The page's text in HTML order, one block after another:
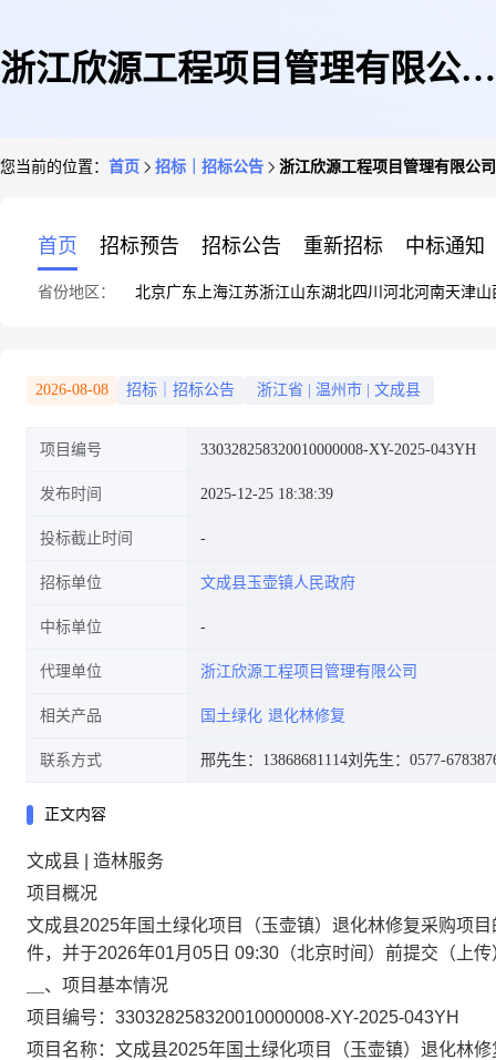
浙江欣源工程项目管理有限公司
商公告
您当前的位置： 首页 招标｜招标公告 浙江欣源工程项目管理有限公
首页 招标预告 招标公告 重新招标 中标通知
省份地区： 北京广东 上海江苏浙江山东湖北四川 河北河南天津山
2026-08-08 招标｜招标公告 浙江省 温州市 文成县
项目编号 330328258320010000008-XY-2025-043YH
发布时间 2025-12-25 18:38:39
投标截止时间
招标单位 文成县玉壶镇人民政府
中标单位
代理单位 浙江欣源工程项目管理有限公司
相关产品 国土绿化 退化林修复
联系方式 邢先生：13868681114刘先生：0577-
正文内容
文成县 | 造林服务
项目概况
文成县2025年国土绿化项目（玉壶镇）退化林修复采购项
件，并于2026年01月05日 09:30 （北京时间）前提交（上
＿、项目基本情况
项目编号： 330328258320010000008-XY-2025-043YH
项目名称： 文成县2025年国土绿化项目（玉壶镇）退化林修